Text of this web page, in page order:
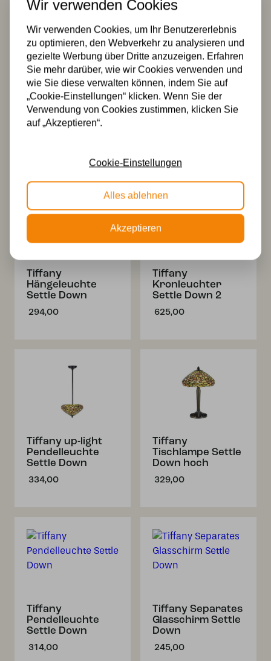
Tiffany
Deckenleuchte
Settle Down
3 x Tiffany Settle
Down auf
Tiffany
Hängeleuchte
Settle Down
294,00
Tiffany
Kronleuchter
Settle Down 2
625,00
Tiffany up-light
Pendelleuchte
Settle Down
334,00
Tiffany
Tischlampe Settle
Down hoch
329,00
Tiffany
Pendelleuchte
Settle Down
314,00
Tiffany Separates
Glasschirm Settle
Down
245,00
Wir verwenden Cookies
Wir verwenden Cookies, um Ihr Benutzererlebnis
zu optimieren, den Webverkehr zu analysieren und
gezielte Werbung über Dritte anzuzeigen. Erfahren
Sie mehr darüber, wie wir Cookies verwenden und
wie Sie diese verwalten können, indem Sie auf
„Cookie-Einstellungen“ klicken. Wenn Sie der
Verwendung von Cookies zustimmen, klicken Sie
auf „Akzeptieren“.
Cookie-Einstellungen
Alles ablehnen
Akzeptieren